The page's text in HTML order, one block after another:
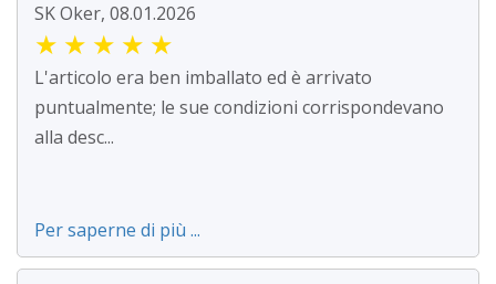
SK Oker, 08.01.2026
★ ★ ★ ★ ★
L'articolo era ben imballato ed è arrivato
puntualmente; le sue condizioni corrispondevano
alla desc...
Per saperne di più ...